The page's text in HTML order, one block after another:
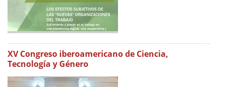
XV Congreso iberoamericano de Ciencia,
Tecnología y Género